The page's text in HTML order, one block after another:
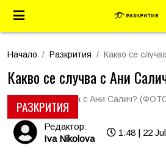
Начало Разкрития Какво се
РАЗКРИТИЯ
Какво се случва с Ани
Редактор:
Iva Nikolova
1:48 | 22